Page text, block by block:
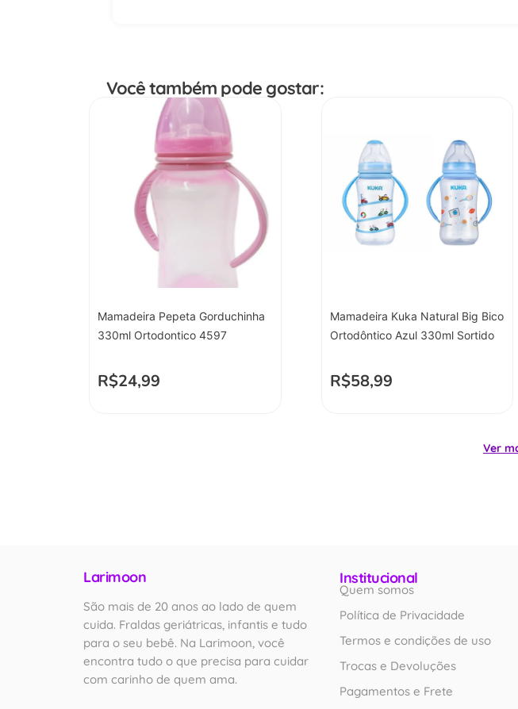
Você também pode gostar:
Mamadeira Pepeta Gorduchinha
330ml Ortodontico 4597
R$24,99
Mamadeira Kuka Natural Big Bico
Ortodôntico Azul 330ml Sortido
R$58,99
Ver
Larimoon
São mais de 20 anos ao lado de quem
cuida. Fraldas geriátricas, infantis e tudo
para o seu bebê. Na Larimoon, você
encontra tudo o que precisa para cuidar
com carinho de quem ama.
Institucional
Quem somos
Política de Privacidade
Termos e condições de uso
Trocas e Devoluções
Pagamentos e Frete